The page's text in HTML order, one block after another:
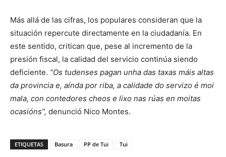
Más allá de las cifras, los populares consideran que la
situación repercute directamente en la ciudadanía. En
este sentido, critican que, pese al incremento de la
presión fiscal, la calidad del servicio continúa siendo
deficiente. “Os tudenses pagan unha das taxas máis altas
da provincia e, aínda por riba, a calidade do servizo é moi
mala, con contedores cheos e lixo nas rúas en moitas
ocasións”, denunció Nico Montes.
ETIQUETAS Basura PP de Tui Tui